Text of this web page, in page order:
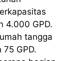
4.000 GPD.
tangga
GPD.